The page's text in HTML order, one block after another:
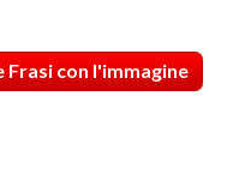
con l'immagine